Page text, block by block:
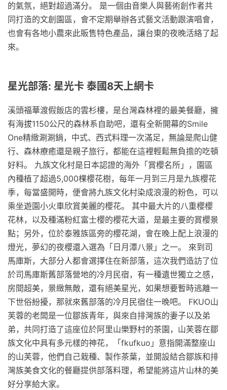
的氣氛，絕對超過滿分。 是一個由音樂人與藝術創作者共
同打造的文創園區，會不定期舉辦各式藝文活動跟演唱會，
也會有各地小農來此販售特色產品，讓台東的夜晚活絡了起
來。
星光部落: 星光卡 泰國8天上網卡
溪頭福華渡假飯店的雲杉樓，是台灣森林裡的最美餐廳，擁
有海拔1150公尺的森林系自助吧，還有全新開幕的Smile
One精緻涮涮鍋，中式、西式料理一次滿足，無論是爬山健
行、森林療癒還是親子旅行，都能在這裡輕鬆無負擔的吃頓
好料。 九族文化村是日本認證的海外「賞櫻名所」，園區
內種植了超過5,000棵櫻花樹，每年一月到三月是九族櫻花
季，每當盛開時，便會將九族文化村染成浪漫的粉色，可以
乘坐遊園小火車欣賞美麗的櫻花。 其中最大片的八重櫻櫻
花林，以及種滿粉紅富士櫻的櫻花大道，是最主要的賞櫻景
點；另外，位於泰雅族區旁的櫻花湖，會在晚上配上浪漫的
燈光，夢幻的夜櫻還入選為「日月潭八景」之一。 來到司
馬庫斯，大部分人都會選擇住在新部落，這次我們造訪了位
於司馬庫斯舊部落營地的冷月民宿，有一種遺世獨立之感，
房間超美，景緻無敵，還有絕美星光，如果想要暫時逃離一
下世俗紛擾，那就來舊部落的冷月民宿住一晚吧。 FKUO山
芙蓉的老闆是一位鄒族青年，與來自排灣族的妻子以及弟
弟，共同打造了這座位於阿里山樂野村的茶園，山芙蓉在鄒
族文化中具有多元樣的神花，「fkufkuo」意指開滿整座山
的山芙蓉，他們自己栽種、製作茶葉，並開設結合鄒族和排
灣族美食文化的餐廳提供部落料理，希望能將這片山林的美
好分享給大家。